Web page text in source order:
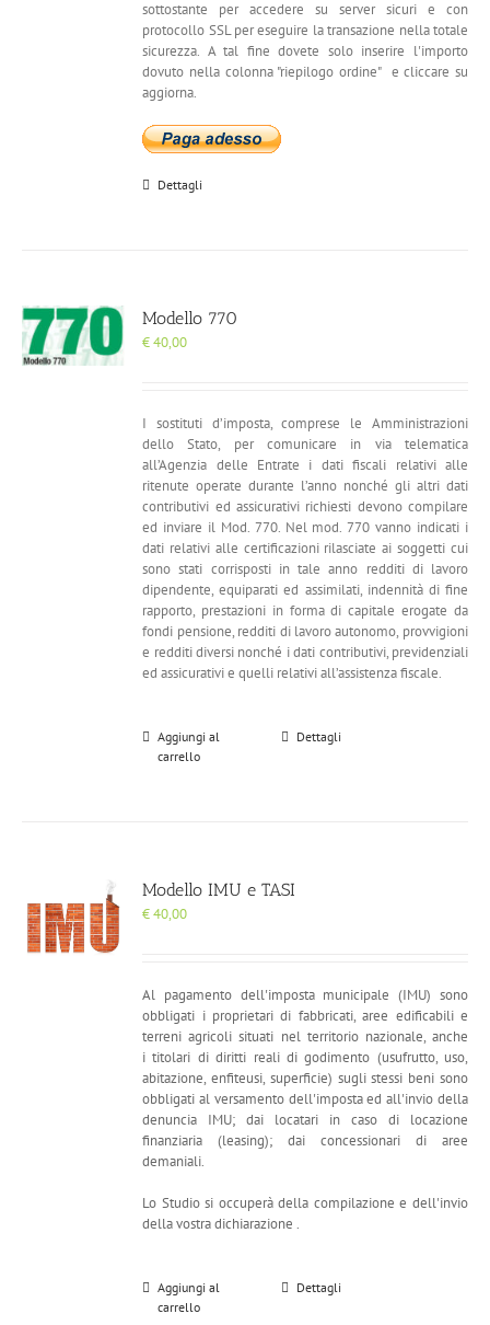
sottostante per accedere su server sicuri e con
protocollo SSL per eseguire la transazione nella totale
sicurezza. A tal fine dovete solo inserire l'importo
dovuto nella colonna "riepilogo ordine" e cliccare su
aggiorna.
Dettagli
Modello 770
€40,00
I sostituti d’imposta, comprese le Amministrazioni
dello Stato, per comunicare in via telematica
all’Agenzia delle Entrate i dati fiscali relativi alle
ritenute operate durante l’anno nonché gli altri dati
contributivi ed assicurativi richiesti devono compilare
ed inviare il Mod. 770. Nel mod. 770 vanno indicati i
dati relativi alle certificazioni rilasciate ai soggetti cui
sono stati corrisposti in tale anno redditi di lavoro
dipendente, equiparati ed assimilati, indennità di fine
rapporto, prestazioni in forma di capitale erogate da
fondi pensione, redditi di lavoro autonomo, provvigioni
e redditi diversi nonché i dati contributivi, previdenziali
ed assicurativi e quelli relativi all’assistenza fiscale.
Aggiungi al
carrello
Dettagli
Modello IMU e TASI
€40,00
Al pagamento dell'imposta municipale (IMU) sono
obbligati i proprietari di fabbricati, aree edificabili e
terreni agricoli situati nel territorio nazionale, anche
i titolari di diritti reali di godimento (usufrutto, uso,
abitazione, enfiteusi, superficie) sugli stessi beni sono
obbligati al versamento dell'imposta ed all'invio della
denuncia IMU; dai locatari in caso di locazione
finanziaria (leasing); dai concessionari di aree
demaniali.
Lo Studio si occuperà della compilazione e dell'invio
della vostra dichiarazione .
Aggiungi al
carrello
Dettagli